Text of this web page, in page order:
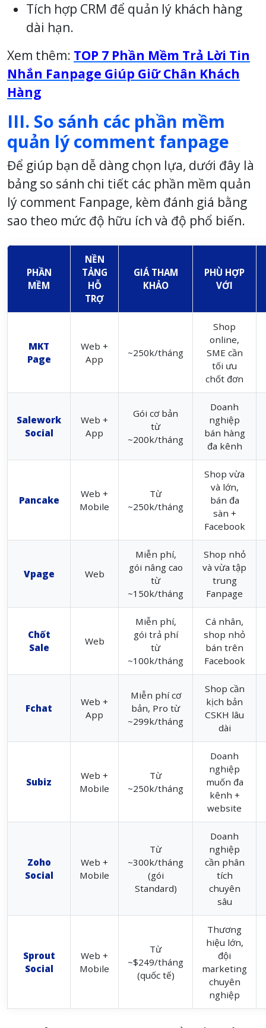
Tích hợp CRM để quản lý khách hàng
dài hạn.
Xem thêm: TOP 7 Phần Mềm Trả Lời Tin
Nhắn Fanpage Giúp Giữ Chân Khách
Hàng
III. So sánh các phần mềm
quản lý comment fanpage
Để giúp bạn dễ dàng chọn lựa, dưới đây là
bảng so sánh chi tiết các phần mềm quản
lý comment Fanpage, kèm đánh giá bằng
sao theo mức độ hữu ích và độ phổ biến.
PHẦN
MỀM
NỀN
TẢNG
HỖ
TRỢ
GIÁ THAM
KHẢO
PHÙ HỢP
VỚI
MKT
Page
Web +
App
~250k/tháng
Shop
online,
SME cần
tối ưu
chốt đơn
Salework
Social
Web +
App
Gói cơ bản
từ
~200k/tháng
Doanh
nghiệp
bán hàng
đa kênh
Pancake
Web +
Mobile
Từ
~250k/tháng
Shop vừa
và lớn,
bán đa
sàn +
Facebook
Vpage Web
Miễn phí,
gói nâng cao
từ
~150k/tháng
Shop nhỏ
và vừa tập
trung
Fanpage
Chốt
Sale
Web
Miễn phí,
gói trả phí
từ
~100k/tháng
Cá nhân,
shop nhỏ
bán trên
Facebook
Fchat
Web +
App
Miễn phí cơ
bản, Pro từ
~299k/tháng
Shop cần
kịch bản
CSKH lâu
dài
Subiz
Web +
Mobile
Từ
~250k/tháng
Doanh
nghiệp
muốn đa
kênh +
website
Zoho
Social
Web +
Mobile
Từ
~300k/tháng
(gói
Standard)
Doanh
nghiệp
cần phân
tích
chuyên
sâu
Sprout
Social
Web +
Mobile
Từ
~$249/tháng
(quốc tế)
Thương
hiệu lớn,
đội
marketing
chuyên
nghiệp